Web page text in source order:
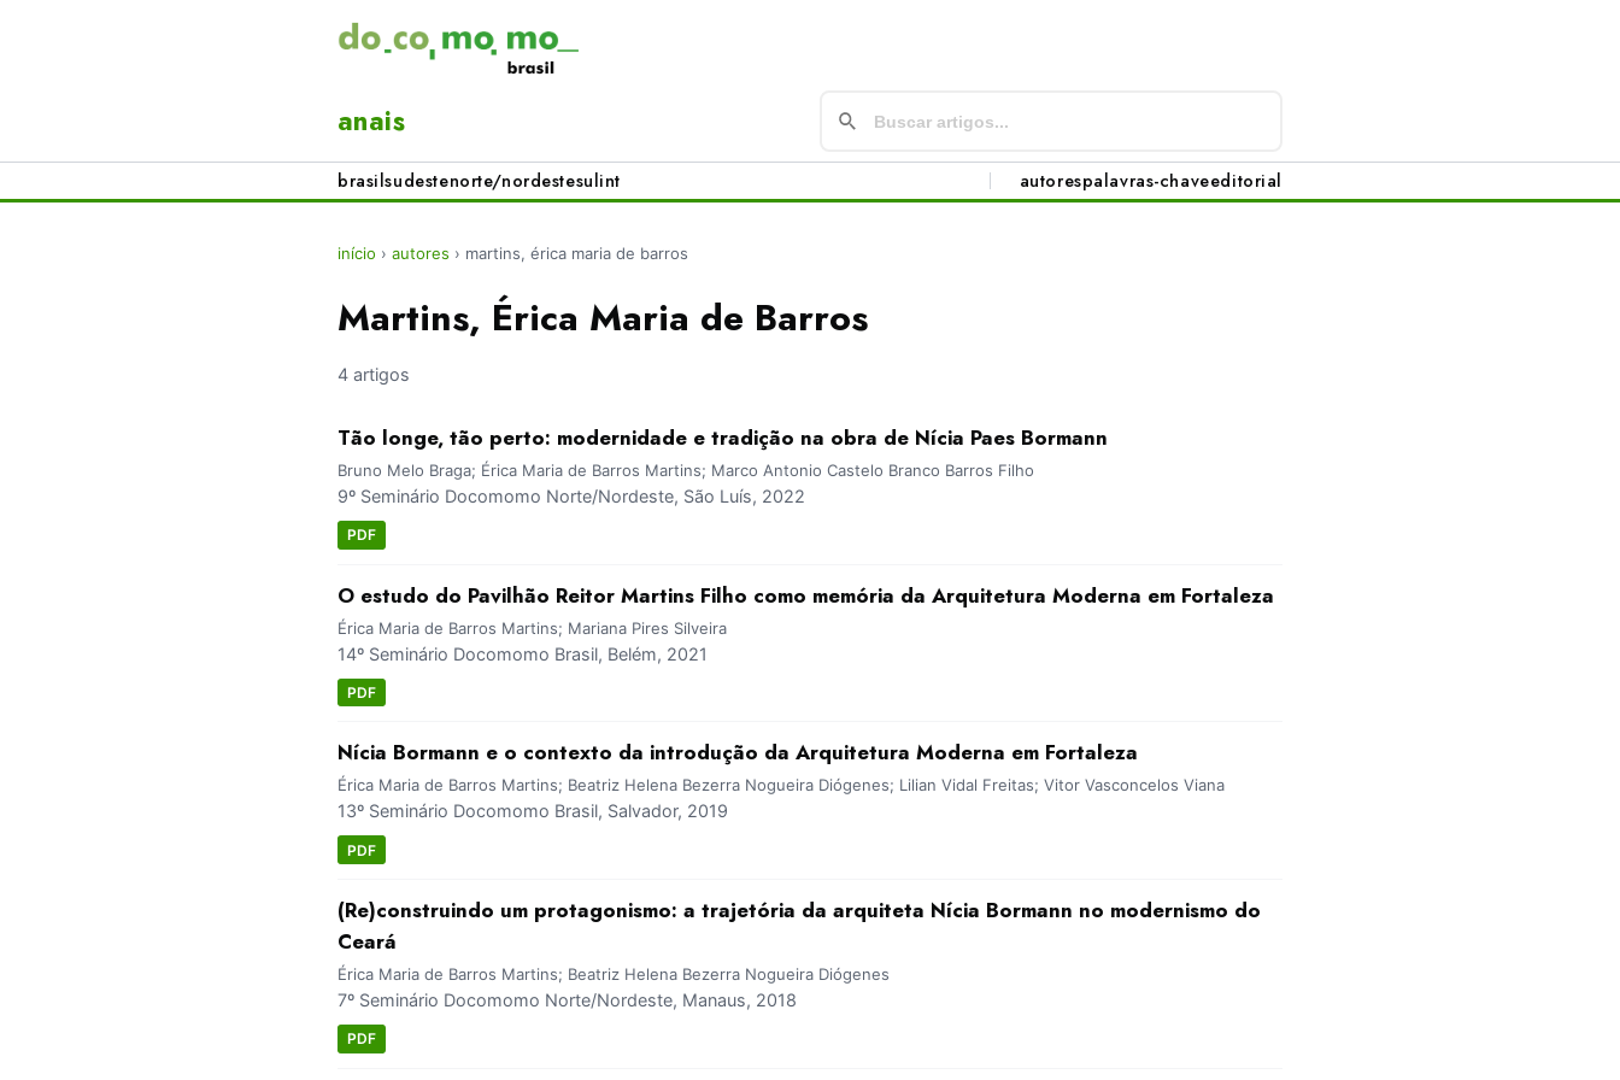
anais
brasilsudestenorte/nordestesulint autorespalavras-chaveeditorial
início › autores › martins, érica maria de barros
Martins, Érica Maria de Barros
4 artigos
Tão longe, tão perto: modernidade e tradição na obra de Nícia Paes Bormann
Bruno Melo Braga; Érica Maria de Barros Martins; Marco Antonio Castelo Branco Barros Filho
9º Seminário Docomomo Norte/Nordeste, São Luís, 2022
PDF
O estudo do Pavilhão Reitor Martins Filho como memória da Arquitetura Moderna em Fortaleza
Érica Maria de Barros Martins; Mariana Pires Silveira
14º Seminário Docomomo Brasil, Belém, 2021
PDF
Nícia Bormann e o contexto da introdução da Arquitetura Moderna em Fortaleza
Érica Maria de Barros Martins; Beatriz Helena Bezerra Nogueira Diógenes; Lilian Vidal Freitas; Vitor Vasconcelos Viana
13º Seminário Docomomo Brasil, Salvador, 2019
PDF
(Re)construindo um protagonismo: a trajetória da arquiteta Nícia Bormann no modernismo do
Ceará
Érica Maria de Barros Martins; Beatriz Helena Bezerra Nogueira Diógenes
7º Seminário Docomomo Norte/Nordeste, Manaus, 2018
PDF